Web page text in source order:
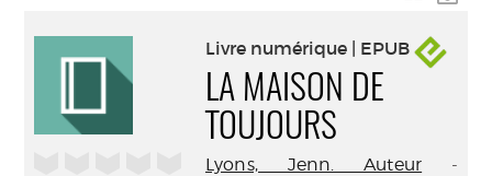
Livre numérique | EPUB
LA MAISON DE
TOUJOURS
Lyons, Jenn. Auteur -